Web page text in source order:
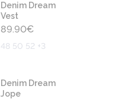
Denim Dream
Vest
89.90€
48 50 52 +3
-40%
Denim Dream
Jope